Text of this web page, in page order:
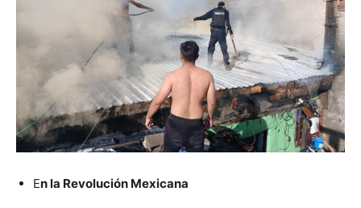
En la Revolución Mexicana